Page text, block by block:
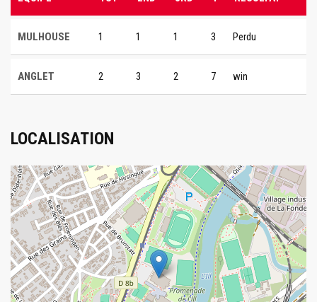
MULHOUSE 1 1 1 3 Perdu
ANGLET 2 3 2 7 win
LOCALISATION